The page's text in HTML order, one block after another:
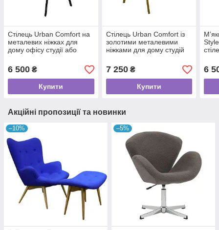
Стілець Urban Comfort на
металевих ніжках для
дому офісу студії або
6 500 ₴
Купити
Стілець Urban Comfort із
золотими металевими
ніжками для дому студій
КР-02gold_MR
7 250₴
Купити
6
Акційні пропозиції та новинки
–10% –5%